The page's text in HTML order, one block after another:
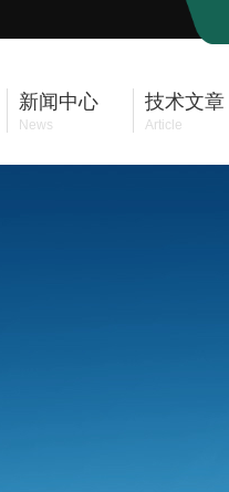
新闻中心
News
技术文章
Article